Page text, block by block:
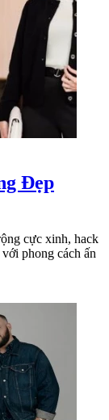
Đẹp
cực xinh, hack
phong cách ấn